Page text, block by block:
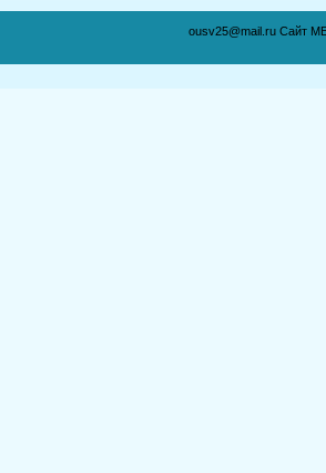
ousv25@mail.ru Сайт